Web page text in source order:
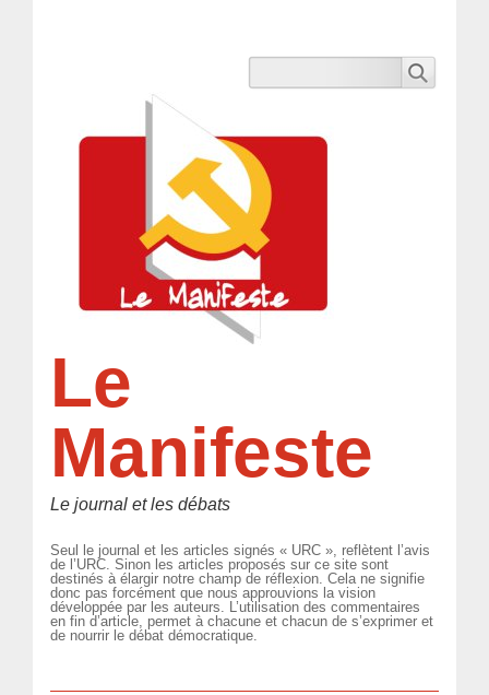
Le
Manifeste
Le journal et les débats
Seul le journal et les articles signés « URC », reflètent l’avis
de l’URC. Sinon les articles proposés sur ce site sont
destinés à élargir notre champ de réflexion. Cela ne signifie
donc pas forcément que nous approuvions la vision
développée par les auteurs. L’utilisation des commentaires
en fin d’article, permet à chacune et chacun de s’exprimer et
de nourrir le débat démocratique.